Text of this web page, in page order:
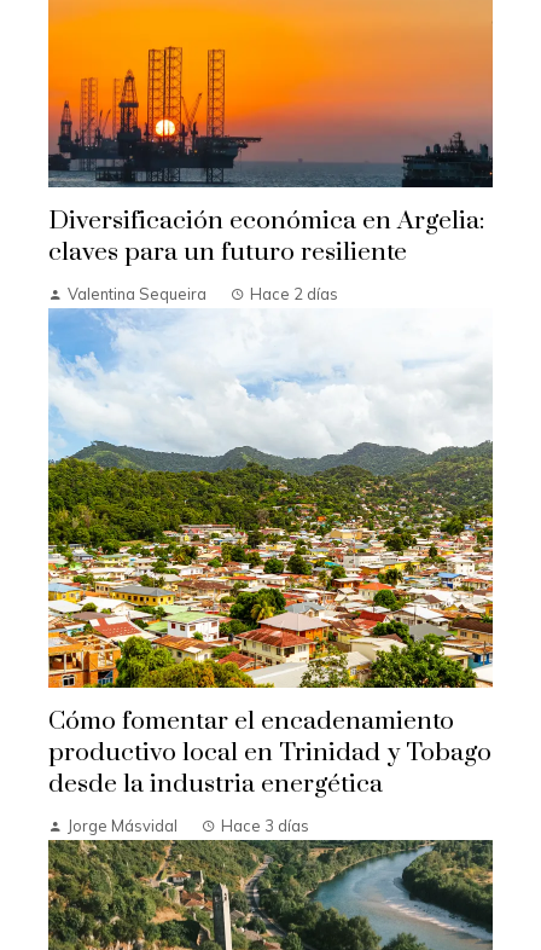
Diversificación económica en Argelia:
claves para un futuro resiliente
Valentina Sequeira Hace 2 días
Cómo fomentar el encadenamiento
productivo local en Trinidad y Tobago
desde la industria energética
Jorge Másvidal Hace 3 días